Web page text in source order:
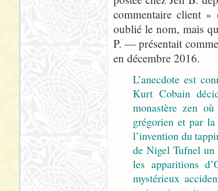
commentaire client
oublié le nom, mais
P. — présentait
en décembre 2016.
L’anecdote est
Kurt Cobain
monastère zen
grégorien et par
l’invention du
de Nigel Tufnel
les apparitions
mystérieux